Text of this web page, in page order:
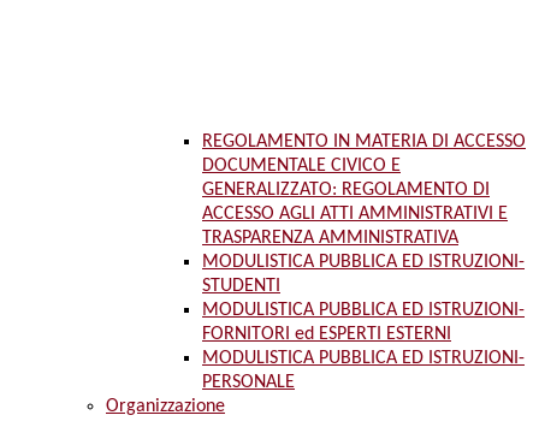
REGOLAMENTO IN MATERIA DI ACCESSO
DOCUMENTALE CIVICO E
GENERALIZZATO: REGOLAMENTO DI
ACCESSO AGLI ATTI AMMINISTRATIVI E
TRASPARENZA AMMINISTRATIVA
MODULISTICA PUBBLICA ED ISTRUZIONI-
STUDENTI
MODULISTICA PUBBLICA ED ISTRUZIONI-
FORNITORI ed ESPERTI ESTERNI
MODULISTICA PUBBLICA ED ISTRUZIONI-
PERSONALE
Organizzazione